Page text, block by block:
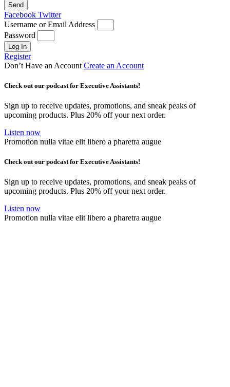
Send
Facebook Twitter
Username or Email Address
Password
Log In
Register
Don’t Have an Account Create an Account
Check out our podcast for Executive Assistants!
Sign up to receive updates, promotions, and sneak peaks of
upcoming products. Plus 20% off your next order.
Listen now
Promotion nulla vitae elit libero a pharetra augue
Check out our podcast for Executive Assistants!
Sign up to receive updates, promotions, and sneak peaks of
upcoming products. Plus 20% off your next order.
Listen now
Promotion nulla vitae elit libero a pharetra augue